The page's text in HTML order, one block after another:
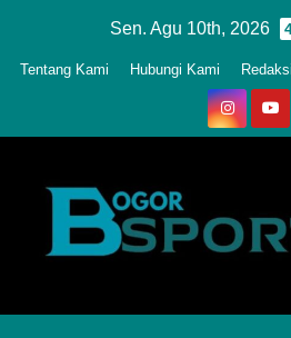
Sen. Agu 10th, 2026
Tentang Kami Hubungi Kami Redaksi